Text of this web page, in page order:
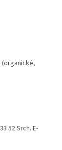
52 Srch. E-